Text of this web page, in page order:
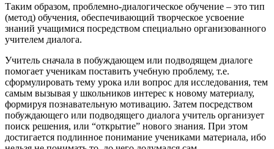
Таким образом, проблемно-диалогическое обучение – это тип
(метод) обучения, обеспечивающий творческое усвоение
знаний учащимися посредством специально организованного
учителем диалога.
Учитель сначала в побуждающем или подводящем диалоге
помогает ученикам поставить учебную проблему, т.е.
сформулировать тему урока или вопрос для исследования, тем
самым вызывая у школьников интерес к новому материалу,
формируя познавательную мотивацию. Затем посредством
побуждающего или подводящего диалога учитель организует
поиск решения, или “открытие” нового знания. При этом
достигается подлинное понимание учениками материала, ибо